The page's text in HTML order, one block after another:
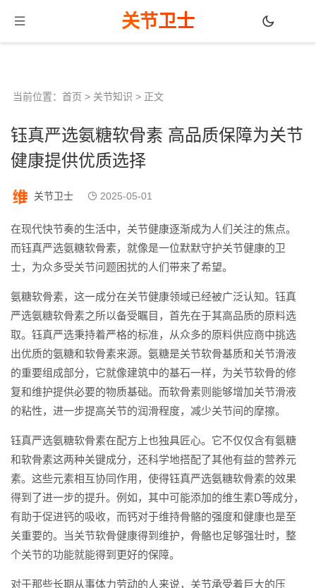
关节卫士
当前位置： 首页 > 关节知识 > 正文
钰真严选氨糖软骨素 高品质保障为关节
健康提供优质选择
关节卫士 2025-05-01
在现代快节奏的生活中，关节健康逐渐成为人们关注的焦点。
而钰真严选氨糖软骨素，就像是一位默默守护关节健康的卫
士，为众多受关节问题困扰的人们带来了希望。
氨糖软骨素，这一成分在关节健康领域已经被广泛认知。钰真
严选氨糖软骨素之所以备受瞩目，首先在于其高品质的原料选
取。钰真严选秉持着严格的标准，从众多的原料供应商中挑选
出优质的氨糖和软骨素来源。氨糖是关节软骨基质和关节滑液
的重要组成部分，它就像建筑中的基石一样，为关节软骨的修
复和维护提供必要的物质基础。而软骨素则能够增加关节滑液
的粘性，进一步提高关节的润滑程度，减少关节间的摩擦。
钰真严选氨糖软骨素在配方上也独具匠心。它不仅仅含有氨糖
和软骨素这两种关键成分，还科学地搭配了其他有益的营养元
素。这些元素相互协同作用，使得钰真严选氨糖软骨素的效果
得到了进一步的提升。例如，其中可能添加的维生素D等成分，
有助于促进钙的吸收，而钙对于维持骨骼的强度和健康也是至
关重要的。当关节软骨健康得到维护，骨骼也足够强壮时，整
个关节的功能就能得到更好的保障。
对于那些长期从事体力劳动的人来说，关节承受着巨大的压